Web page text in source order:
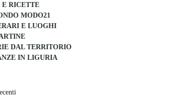
E RICETTE
MODO21
E LUOGHI
DAL TERRITORIO
IN LIGURIA